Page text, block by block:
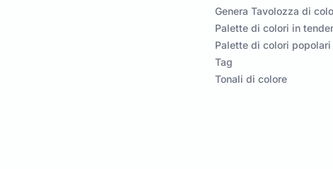
Genera Tavolozza di
Palette di colori in
Palette di colori popolari
Tag
Tonali di colore